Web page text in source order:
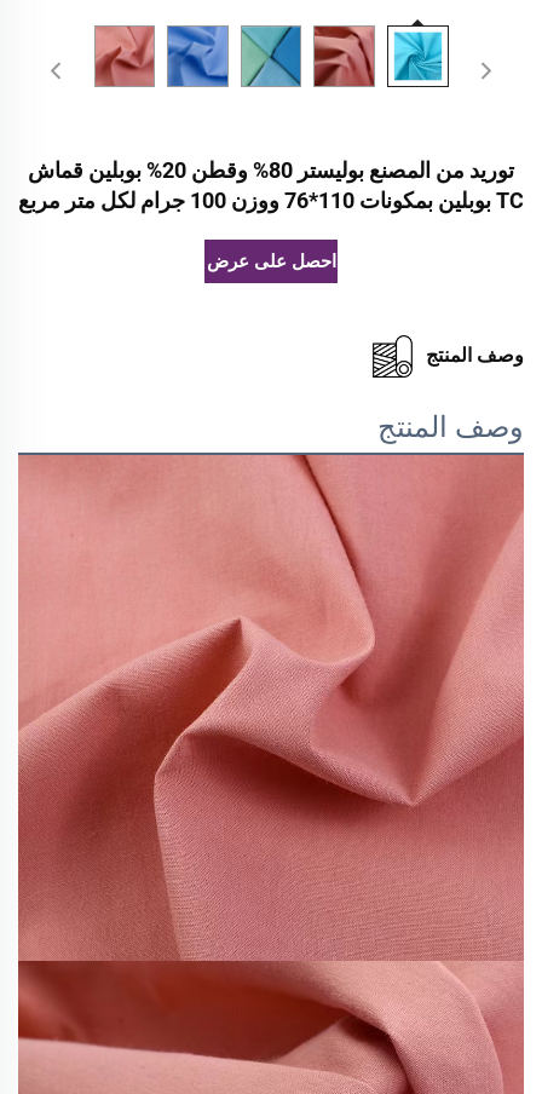
توريد من المصنع بوليستر 80% وقطن 20% بوبلين قماش
TC بوبلين بمكونات 110*76 ووزن 100 جرام لكل متر مربع
احصل على عرض أسعار
وصف المنتج
وصف المنتج